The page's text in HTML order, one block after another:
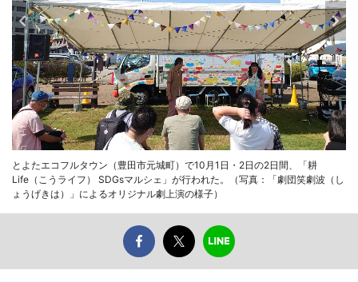
とよたエコフルタウン（豊田市元城町）で10月1日・2日の2日間、「耕
Life（こうライフ） SDGsマルシェ」が行われた。（写真：「劇団笑劇波（し
ょうげきは）」によるオリジナル劇上演の様子）